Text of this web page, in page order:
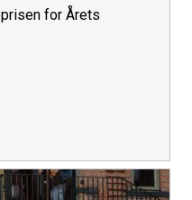
for Årets